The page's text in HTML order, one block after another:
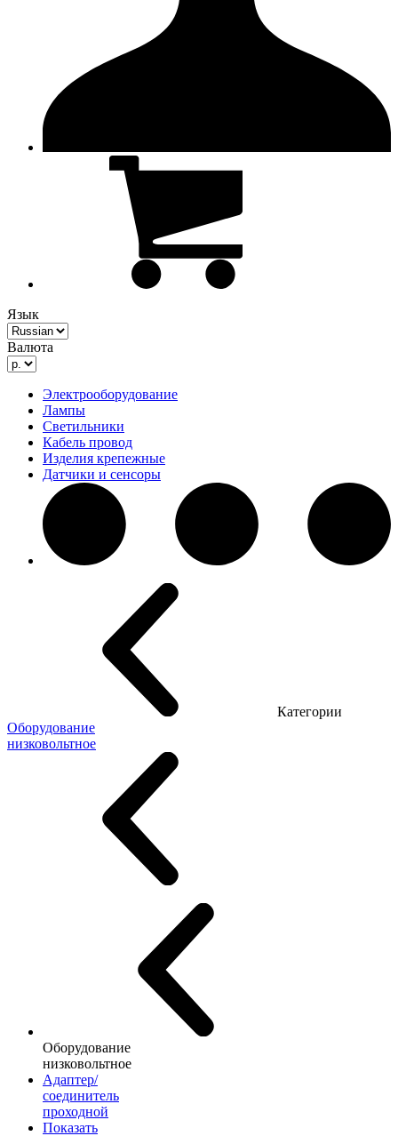
Язык
Валюта
Электрооборудование
Лампы
Светильники
Кабель провод
Изделия крепежные
Датчики и сенсоры
Категории
Оборудование
низковольтное
Оборудование
низковольтное
Адаптер/
соединитель
проходной
Показать